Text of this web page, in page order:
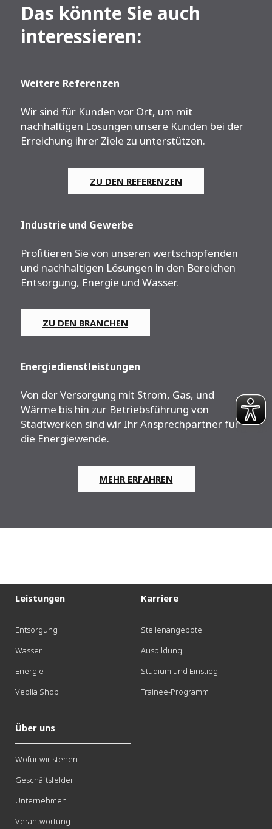
Das könnte Sie auch
interessieren:
Weitere Referenzen
Wir sind für Kunden vor Ort, um mit
nachhaltigen Lösungen unsere Kunden bei der
Erreichung ihrer Ziele zu unterstützen.
ZU DEN REFERENZEN
Industrie und Gewerbe
Profitieren Sie von unseren wertschöpfenden
und nachhaltigen Lösungen in den Bereichen
Entsorgung, Energie und Wasser.
ZU DEN BRANCHEN
Energiedienstleistungen
Von der Versorgung mit Strom, Gas, und
Wärme bis hin zur Betriebsführung von
Stadtwerken sind wir Ihr Ansprechpartner für
die Energiewende.
MEHR ERFAHREN
Leistungen
Entsorgung
Wasser
Energie
Veolia Shop
Karriere
Stellenangebote
Ausbildung
Studium und Einstieg
Trainee-Programm
Über uns
Wofür wir stehen
Geschäftsfelder
Unternehmen
Verantwortung